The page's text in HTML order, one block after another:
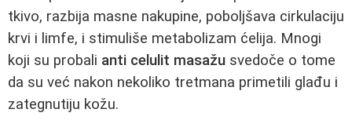
tkivo, razbija masne nakupine, poboljšava cirkulaciju
krvi i limfe, i stimuliše metabolizam ćelija. Mnogi
koji su probali anti celulit masažu svedoče o tome
da su već nakon nekoliko tretmana primetili glađu i
zategnutiju kožu.